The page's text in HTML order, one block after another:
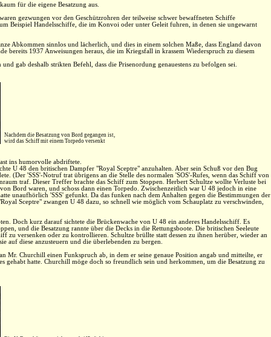
für die eigene Besatzung aus.
gezwungen vor den Geschützrohren der teilweise schwer bewaffneten Schiffe
Beispiel Handelsschiffe, die im Konvoi oder unter Geleit fuhren, in denen sie ungewarnt
Abkommen sinnlos und lächerlich, und dies in einem solchen Maße, dass England davon
bereits 1937 Anweisungen heraus, die im Kriegsfall in krassem Wiederspruch zu diesem
gab deshalb strikten Befehl, dass die Prisenordung genauestens zu befolgen sei.
Nachdem die Besatzung von Bord gegangen ist,
wird das Schiff mit einem Torpedo versenkt
ins humorvolle abdriftete.
U 48 den britischen Dampfer "Royal Sceptre" anzuhalten. Aber sein Schuß vor den Bug
(Der 'SSS'-Notruf trat übrigens an die Stelle des normalen 'SOS'-Rufes, wenn das Schiff von
traf. Dieser Treffer brachte das Schiff zum Stoppen. Herbert Schultze wollte Verluste bei
Bord waren, und schoss dann einen Torpedo. Zwischenzeitlich war U 48 jedoch in eine
unaufhörlich 'SSS' gefunkt. Da das funken nach dem Anhalten gegen die Bestimmungen der
Sceptre" zwangen U 48 dazu, so schnell wie möglich vom Schauplatz zu verschwinden,
Doch kurz darauf sichtete die Brückenwache von U 48 ein anderes Handelsschiff. Es
und die Besatzung rannte über die Decks in die Rettungsboote. Die britischen Seeleute
zu versenken oder zu kontrollieren. Schultze brüllte statt dessen zu ihnen herüber, wieder an
auf diese anzusteuern und die überlebenden zu bergen.
Churchill einen Funkspruch ab, in dem er seine genaue Position angab und mitteilte, er
gehabt hatte. Churchill möge doch so freundlich sein und herkommen, um die Besatzung zu